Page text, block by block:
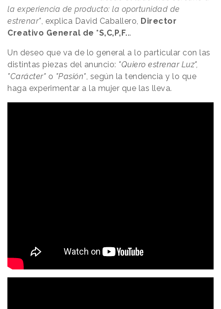
la experiencia de producto: la oportunidad de
estrenar", explica David Caballero, Director
Creativo General de *S,C,P,F...
Un deseo que va de lo general a lo particular con las
distintas piezas del anuncio: "Quiero estrenar Luz",
"Carácter" o "Pasión", según la tendencia y lo que
haga experimentar a la mujer que las lleva.